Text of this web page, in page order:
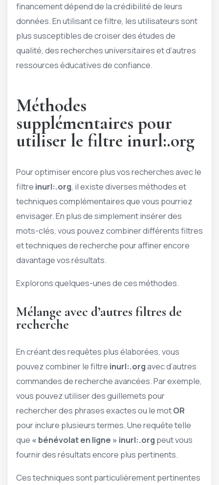
financement dépend de la crédibilité de leurs
données. En utilisant ce filtre, les utilisateurs sont
plus susceptibles de croiser des études de
qualité, des recherches universitaires et d’autres
ressources éducatives de confiance.
Méthodes
supplémentaires pour
utiliser le filtre inurl:.org
Pour optimiser encore plus vos recherches avec le
filtre inurl:.org, il existe diverses méthodes et
techniques complémentaires que vous pourriez
envisager. En plus de simplement insérer des
mots-clés, vous pouvez combiner différents filtres
et techniques de recherche pour affiner encore
davantage vos résultats.
Explorons quelques-unes de ces méthodes.
Mélange avec d’autres filtres de
recherche
En créant des requêtes plus élaborées, vous
pouvez combiner le filtre inurl:.orgavec d’autres
commandes de recherche avancées. Par exemple,
vous pouvez utiliser des guillemets pour
rechercher des phrases exactes ou le motOR
pour inclure plusieurs termes. Une requête telle
que « bénévolat en ligne » inurl:.org peut vous
fournir des résultats encore plus pertinents.
Ces techniques sont particulièrement pertinentes